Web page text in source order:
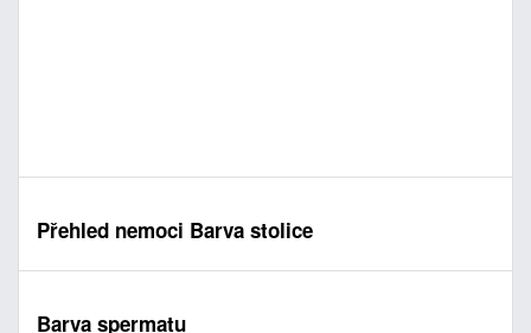
Přehled nemoci Barva stolice
Barva spermatu